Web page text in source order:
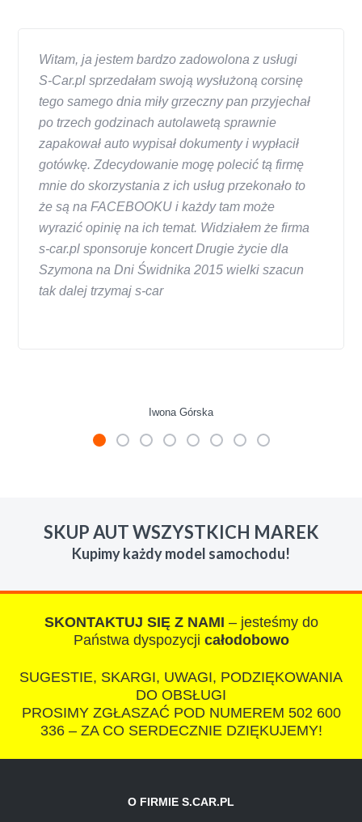
Witam, ja jestem bardzo zadowolona z usługi
S-Car.pl sprzedałam swoją wysłużoną corsinę
tego samego dnia miły grzeczny pan przyjechał
po trzech godzinach autolawetą sprawnie
zapakował auto wypisał dokumenty i wypłacił
gotówkę. Zdecydowanie mogę polecić tą firmę
mnie do skorzystania z ich usług przekonało to
że są na FACEBOOKU i każdy tam może
wyrazić opinię na ich temat. Widziałem że firma
s-car.pl sponsoruje koncert Drugie życie dla
Szymona na Dni Świdnika 2015 wielki szacun
tak dalej trzymaj s-car
Iwona Górska
roznym stanie i roznym wieku, za kazdym
razem z laweta ten sam przesympatyczny,
czlowiek. Doradzil telefonicznie, zaproponowal
rozsadna cene i od reki zalatwil sprawe. Jesli
nie chcecie natknac sie na spaslych
polecam s-car.pl
IZA
SKUP AUT WSZYSTKICH MAREK
Kupimy każdy model samochodu!
SKONTAKTUJ SIĘ Z NAMI – jesteśmy do
Państwa dyspozycji całodobowo
SUGESTIE, SKARGI, UWAGI, PODZIĘKOWANIA
DO OBSŁUGI
PROSIMY ZGŁASZAĆ POD NUMEREM 502 600
336 – ZA CO SERDECZNIE DZIĘKUJEMY!
O FIRMIE S.CAR.PL